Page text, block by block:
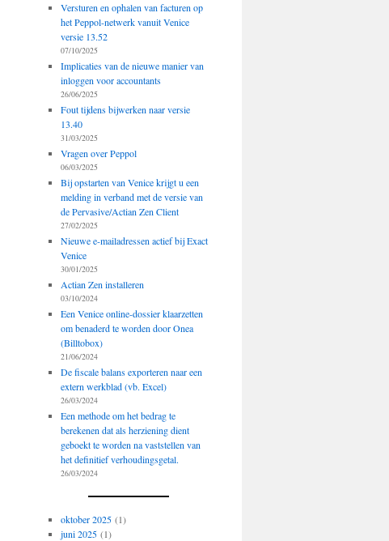
Versturen en ophalen van facturen op
het Peppol-netwerk vanuit Venice
versie 13.52
07/10/2025
Implicaties van de nieuwe manier van
inloggen voor accountants
26/06/2025
Fout tijdens bijwerken naar versie
13.40
31/03/2025
Vragen over Peppol
06/03/2025
Bij opstarten van Venice krijgt u een
melding in verband met de versie van
de Pervasive/Actian Zen Client
27/02/2025
Nieuwe e-mailadressen actief bij Exact
Venice
30/01/2025
Actian Zen installeren
03/10/2024
Een Venice online-dossier klaarzetten
om benaderd te worden door Onea
(Billtobox)
21/06/2024
De fiscale balans exporteren naar een
extern werkblad (vb. Excel)
26/03/2024
Een methode om het bedrag te
berekenen dat als herziening dient
geboekt te worden na vaststellen van
het definitief verhoudingsgetal.
26/03/2024
oktober 2025(1)
juni 2025(1)